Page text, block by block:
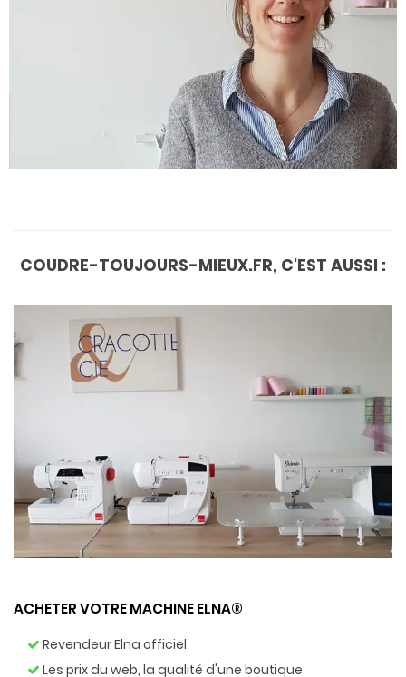
COUDRE-TOUJOURS-MIEUX.FR, C'EST AUSSI :
ACHETER VOTRE MACHINE ELNA®
Revendeur Elna officiel
Les prix du web, la qualité d'une boutique